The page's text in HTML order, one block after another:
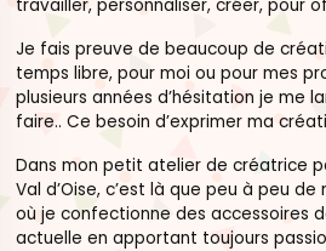
travailler, personnaliser, créer, pour
Je fais preuve de beaucoup de
temps libre, pour moi ou pour mes
plusieurs années d’hésitation je me
faire.. Ce besoin d’exprimer ma
Dans mon petit atelier de créatrice
Val d’Oise, c’est là que peu à peu
où je confectionne des accessoires
actuelle en apportant toujours